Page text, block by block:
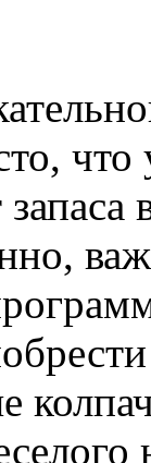
что